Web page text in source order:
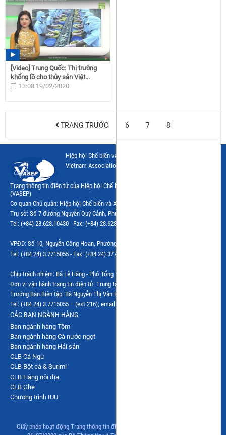
[Video] Trung Quốc: Thị trường
khổng lồ cho thủy sản Việt...
13:08 19/02/2020
TRANG TRƯỚC 6 7 8
Hiệp hội Chế biến và Xuất khẩu Thuỷ sản Việt Nam
Vietnam Association of Seafood Exporters and Producers
Trang thông tin điện tử của Hiệp hội Chế biến và Xuất khẩu Thủy sản Việt Nam
(VASEP)
Cơ quan Chủ quản: Hiệp hội Chế biến và Xuất khẩu Thủy sản Việt Nam (VASEP)
Trụ sở: Số 7 đường Nguyễn Quý Cảnh, Phường Bình Trưng, Tp.Hồ Chí Minh
Tel: (+84) 28.628.10430 - Fax: (+84) 28.628.10437 - Email: vphcm@vasep.com.vn
VPĐD: Số 10, Nguyễn Công Hoan, Phường Giảng Võ, Hà Nội
Tel: (+84 24) 3.7715055 - Fax: (+84 24) 37715084 - Email: vasephn@vasep.com.vn
Chịu trách nhiệm: Bà Lê Hằng - Phó Tổng Thư ký Hiệp hội
Đơn vị vận hành trang tin điện tử: Trung tâm VASEP.PRO
Trưởng Ban Biên tập: Bà Nguyễn Thị Vân Hà
Tel: (+84 24) 3.7715055 – (ext.216); email: vanha@vasep.com.vn
CÁC BAN NGÀNH HÀNG
Ban ngành hàng Tôm
Ban ngành hàng Cá nước ngọt
Ban ngành hàng Hải sản
CLB Cá Ngừ
CLB Bột cá & Surimi
CLB Hàng nội địa
CLB Ghẹ
Chương trình IUU
Giấy phép hoạt động Trang thông tin điện tử tổng hợp số 83/GP-TTĐT, ngày